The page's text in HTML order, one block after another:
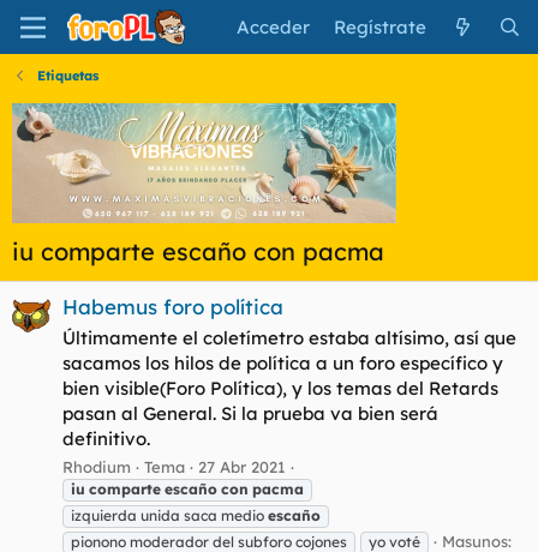
Acceder Regístrate
Etiquetas
iu comparte escaño con pacma
Habemus foro política
Últimamente el coletímetro estaba altísimo, así que
sacamos los hilos de política a un foro específico y
bien visible(Foro Política), y los temas del Retards
pasan al General. Si la prueba va bien será
definitivo.
Rhodium Tema 27 Abr 2021
iu comparte escaño con pacma
izquierda unida saca medio escaño
pionono moderador del subforo cojones
yo voté
Masunos: